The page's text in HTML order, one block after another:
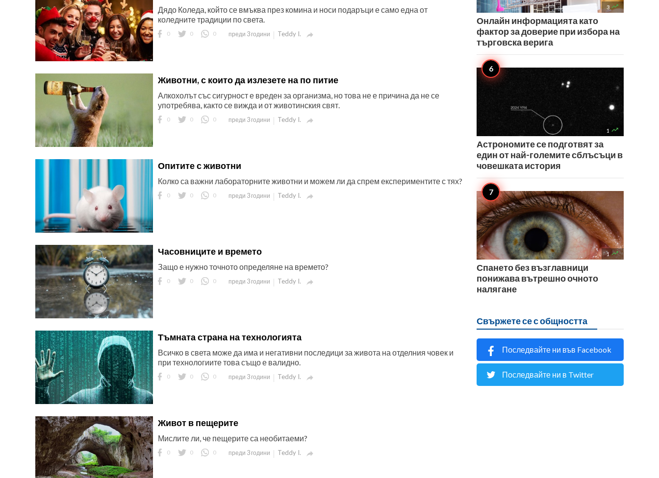
Дядо Коледа, който се вмъква през комина и носи подаръци е само една от
коледните традиции по света.
0 0 0 преди 3 години Teddy I. 
Животни, с които да излезете на по питие
Алкохолът със сигурност е вреден за организма, но това не е причина да не се
употребява, както се вижда и от животинския свят.
0 0 0 преди 3 години Teddy I. 
Опитите с животни
Колко са важни лабораторните животни и можем ли да спрем експериментите с тях?
0 0 0 преди 3 години Teddy I. 
Часовниците и времето
Защо е нужно точното определяне на времето?
0 0 0 преди 3 години Teddy I. 
Тъмната страна на технологията
Всичко в света може да има и негативни последици за живота на отделния човек и
при технологиите това също е валидно.
0 0 0 преди 3 години Teddy I. 
Живот в пещерите
Мислите ли, че пещерите са необитаеми?
0 0 0 преди 3 години Teddy I. 
3 
Онлайн информацията като
фактор за доверие при избора на
търговска верига
1 
Астрономите се подготвят за
един от най-големите сблъсъци в
човешката история
1 
Спането без възглавници
понижава вътрешно очното
налягане
Свържете се с общността
Последвайте ни във Facebook
Последвайте ни в Twitter